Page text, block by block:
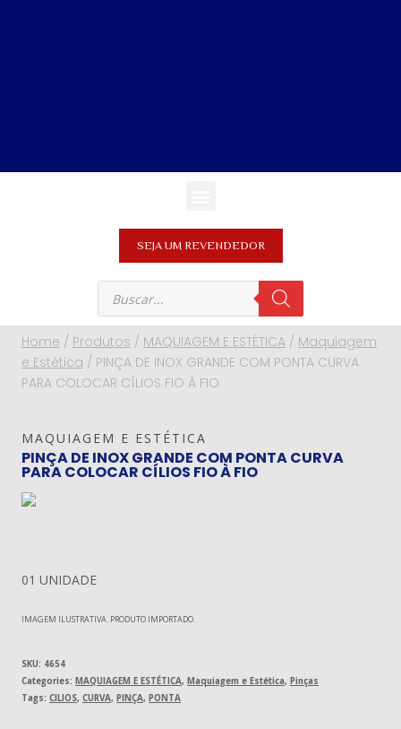
SEJA UM REVENDEDOR
Home / Produtos / MAQUIAGEM E ESTÉTICA / Maquiagem
e Estética / PINÇA DE INOX GRANDE COM PONTA CURVA
PARA COLOCAR CÍLIOS FIO À FIO
MAQUIAGEM E ESTÉTICA
PINÇA DE INOX GRANDE COM PONTA CURVA
PARA COLOCAR CÍLIOS FIO À FIO
01 UNIDADE
IMAGEM ILUSTRATIVA. PRODUTO IMPORTADO.
SKU: 4654
Categories: MAQUIAGEM E ESTÉTICA, Maquiagem e Estética, Pinças
Tags: CILIOS, CURVA, PINÇA, PONTA